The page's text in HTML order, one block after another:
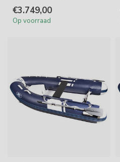
€3.749,00
Op voorraad